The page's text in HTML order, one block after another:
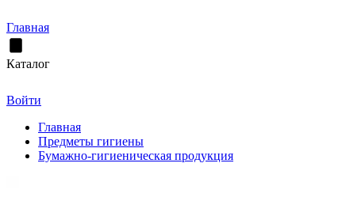
Главная
Каталог
Войти
Главная
Предметы гигиены
Бумажно-гигиеническая продукция